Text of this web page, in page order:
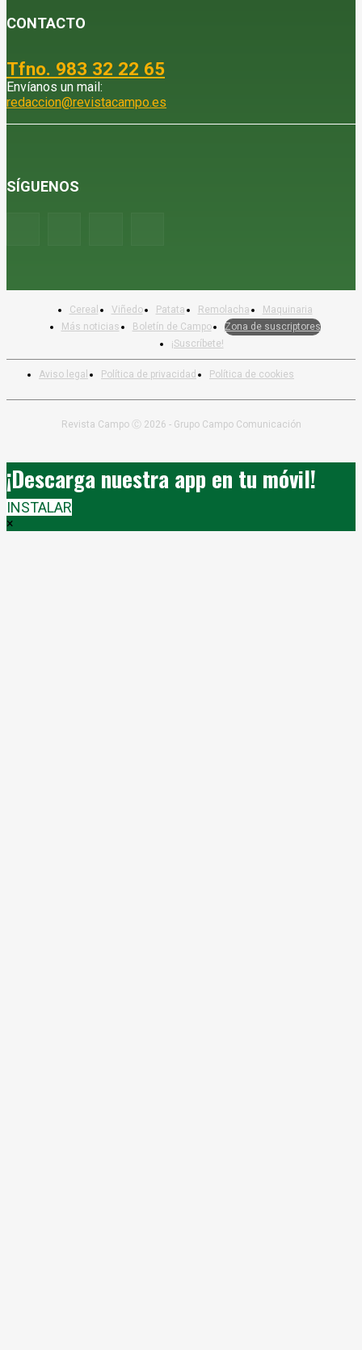
CONTACTO
Tfno. 983 32 22 65
Envíanos un mail:
redaccion@revistacampo.es
SÍGUENOS
Aviso legal Política de privacidad Política de cookies
Cereal Viñedo Patata Remolacha
Maquinaria
Más noticias
Boletín de Campo
Zona de suscriptores
¡Suscríbete!
Revista Campo Ⓒ 2026 - Grupo Campo Comunicación
¡Descarga nuestra app en tu móvil!
INSTALAR
×